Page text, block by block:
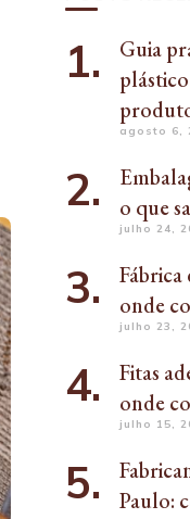
Guia
agosto 6,
o que
julho 24,
Fábrica
onde
julho 23,
Fitas
onde
julho 15,
Paulo: